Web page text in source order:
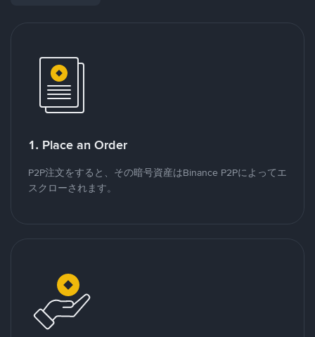
1. Place an Order
P2P注文をすると、その暗号資産はBinance P2Pによってエ
スクローされます。